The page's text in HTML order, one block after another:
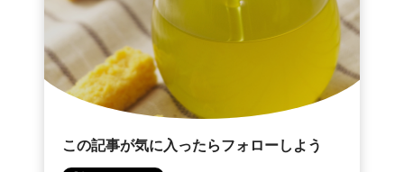
この記事が気に入ったらフォローしよう